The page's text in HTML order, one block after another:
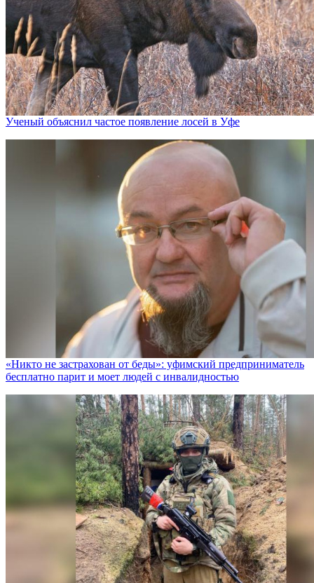
Ученый объяснил частое появление лосей в Уфе
«Никто не заcтрахован от беды»: уфимский предприниматель
бесплатно парит и моет людей с инвалидностью